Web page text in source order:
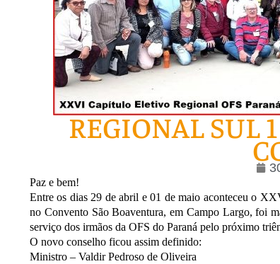
REGIONAL SUL
Paz e bem!
Entre os dias 29 de abril e 01 de maio aconteceu o
no Convento São Boaventura, em Campo Largo, foi
serviço dos irmãos da OFS do Paraná pelo próximo
O novo conselho ficou assim definido:
Ministro – Valdir Pedroso de Oliveira